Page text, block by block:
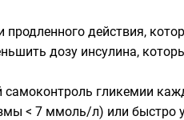
действия,
дозу инсулина,
гликемии
< 7 ммоль/л) или быстро